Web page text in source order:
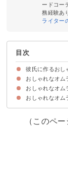
ードコー
務経験あ
ライター
目次
彼氏に作るおし
おしゃれなオム
①オムライス
②クリスマス
③不器用でも
④愛情いっぱ
⑤ラップで包
⑥おしゃれな
⑦華やかな見
⑧ハートのオ
⑨レトルトの
⑩ハートケチ
⑪ハロウィン
⑫海苔でおし
⑬ケチャップ
おしゃれなオム
①簡単水玉オ
②くまさんの
③チーズイン
④ハートがい
⑤オムライス
⑥うずらの卵
⑦簡単でも本
⑧薄焼き卵を
おしゃれなオム
（このペ